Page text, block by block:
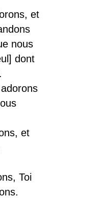
et
nous
dont
et
Toi